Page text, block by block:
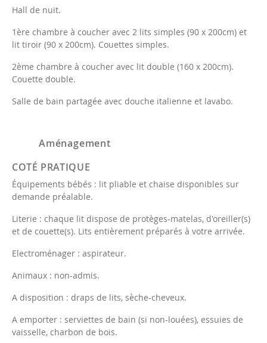
Hall de nuit.
1ère chambre à coucher avec 2 lits simples (90 x 200cm) et
lit tiroir (90 x 200cm). Couettes simples.
2ème chambre à coucher avec lit double (160 x 200cm).
Couette double.
Salle de bain partagée avec douche italienne et lavabo.
Aménagement
COTÉ PRATIQUE
Équipements bébés : lit pliable et chaise disponibles sur
demande préalable.
Literie : chaque lit dispose de protèges-matelas, d'oreiller(s)
et de couette(s). Lits entièrement préparés à votre arrivée.
Electroménager : aspirateur.
Animaux : non-admis.
A disposition : draps de lits, sèche-cheveux.
A emporter : serviettes de bain (si non-louées), essuies de
vaisselle, charbon de bois.